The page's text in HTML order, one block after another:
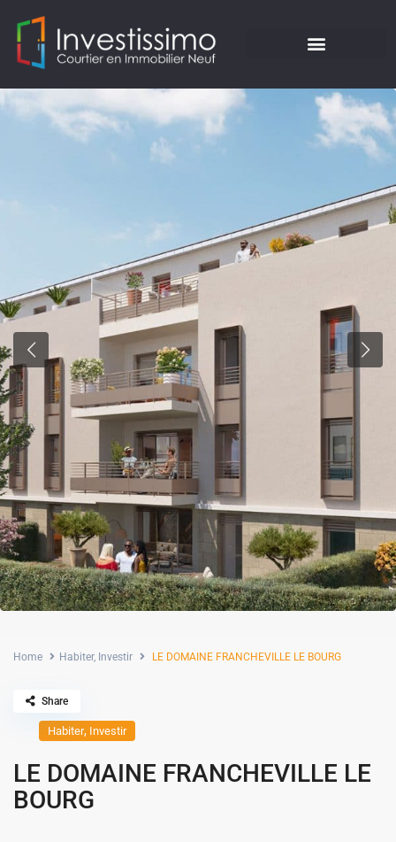
Home Habiter, Investir LE DOMAINE FRANCHEVILLE LE BOURG
Habiter, Investir
LE DOMAINE FRANCHEVILLE LE
BOURG
Share